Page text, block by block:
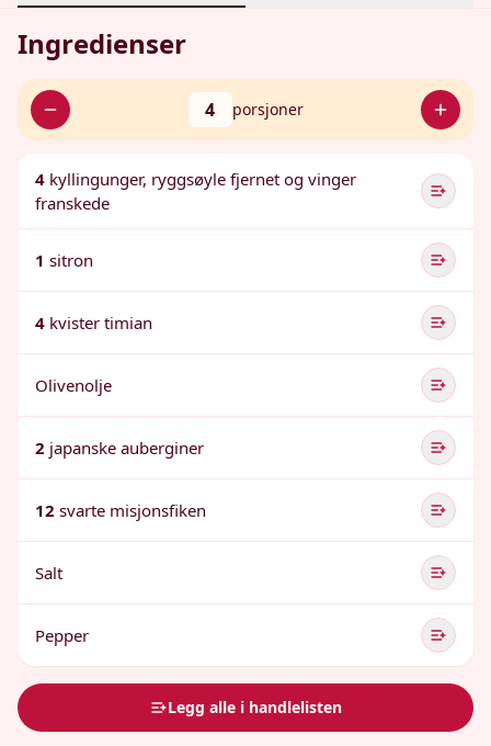
Ingredienser
4 porsjoner
4 kyllingunger, ryggsøyle fjernet og vinger
franskede
1 sitron
4 kvister timian
Olivenolje
2 japanske auberginer
12 svarte misjonsfiken
Salt
Pepper
Legg alle i handlelisten